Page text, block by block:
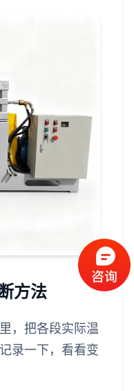
方法
，把各段实际温
录一下，看看变